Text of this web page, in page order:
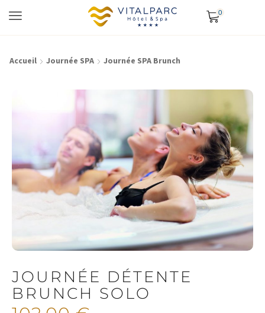
0
Accueil Journée SPA Journée SPA Brunch
JOURNÉE DÉTENTE
BRUNCH SOLO